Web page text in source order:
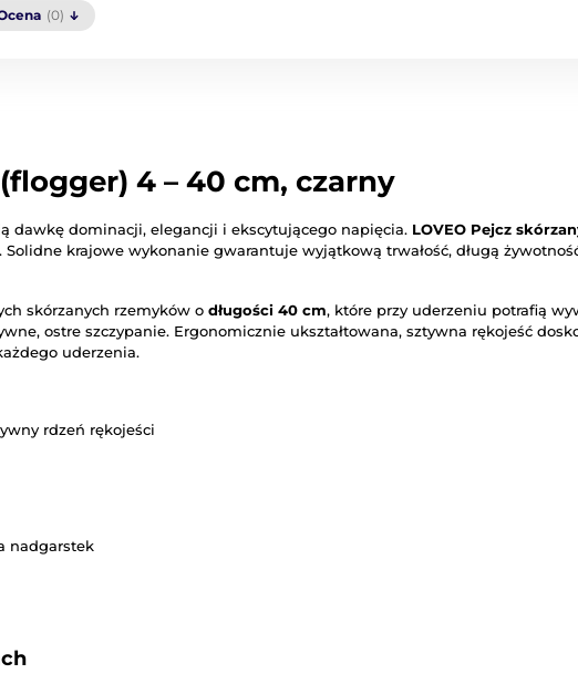
(0)
4 – 40 cm, czarny
dawkę dominacji, elegancji i ekscytującego napięcia. LOVEO Pejcz
krajowe wykonanie gwarantuje wyjątkową trwałość, długą
skórzanych rzemyków o długości 40 cm, które przy uderzeniu potrafią
ostre szczypanie. Ergonomicznie ukształtowana, sztywna rękojeść
uderzenia.
rdzeń rękojeści
nadgarstek